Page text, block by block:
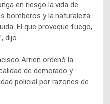
en riesgo la vida de
bomberos y la naturaleza
El que provoque fuego,
dijo.
Arrien ordenó la
de demorado y
policial por razones de